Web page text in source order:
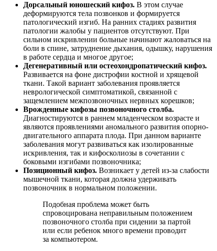
Дорсальный юношеский кифоз. В этом случае
деформируются тела позвонков и формируется
патологический изгиб. На ранних стадиях развития
патологии жалобы у пациентов отсутствуют. При
сильном искривлении больные начинают жаловаться на
боли в спине, затруднение дыхания, одышку, нарушения
в работе сердца и многое другое;
Дегенеративный или остеохондропатический кифоз.
Развивается на фоне дистрофии костной и хрящевой
ткани. Такой вариант заболевания проявляется
неврологической симптоматикой, связанной с
защемлением межпозвоночных нервных корешков;
Врожденные кифозы позвоночного столба.
Диагностируются в раннем младенческом возрасте и
являются проявлениями аномального развития опорно-
двигательного аппарата плода. При данном варианте
заболевания могут развиваться как изолированные
искривления, так и кифосколиозы в сочетании с
боковыми изгибами позвоночника;
Позиционный кифоз. Возникает у детей из-за слабости
мышечной ткани, которая должна удерживать
позвоночник в нормальном положении.
Подобная проблема может быть
спровоцирована неправильным положением
позвоночного столба при сидении за партой
или если ребенок много времени проводит
за компьютером.